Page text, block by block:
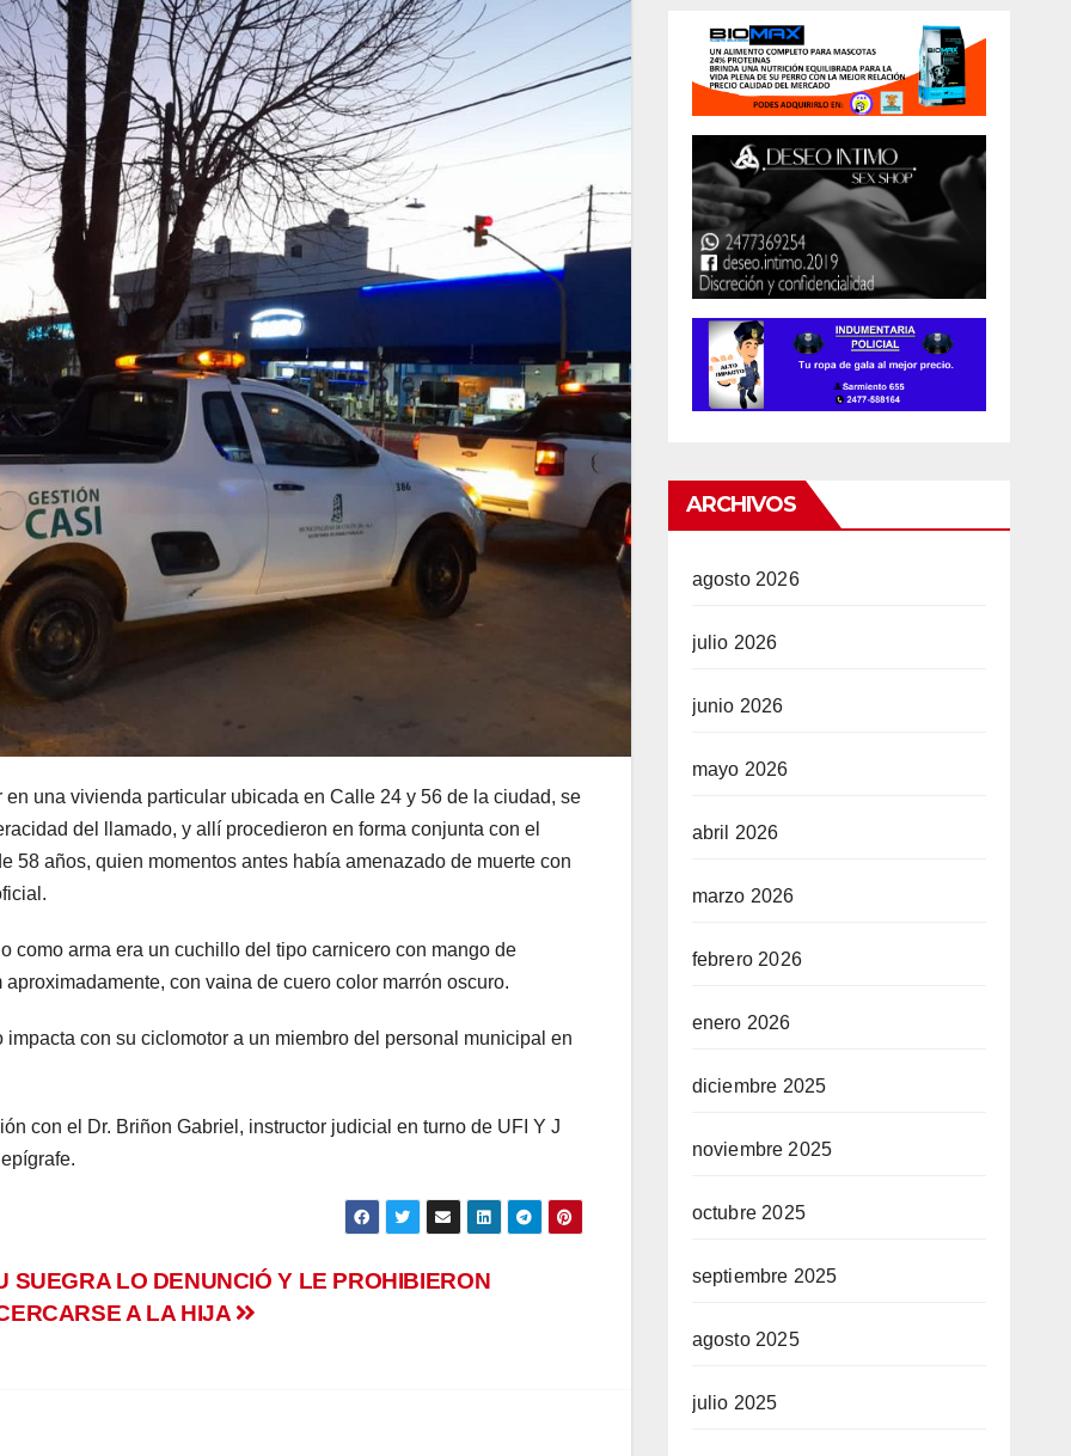
una vivienda particular ubicada en Calle 24 y 56 de la ciudad, se
del llamado, y allí procedieron en forma conjunta con el
58 años, quien momentos antes había amenazado de muerte con
como arma era un cuchillo del tipo carnicero con mango de
con vaina de cuero color marrón oscuro.
con su ciclomotor a un miembro del personal municipal en
con el Dr. Briñon Gabriel, instructor judicial en turno de UFI Y J
SUEGRA LO DENUNCIÓ Y LE PROHIBIERON
A LA HIJA
ARCHIVOS
agosto 2026
julio 2026
junio 2026
mayo 2026
abril 2026
marzo 2026
febrero 2026
enero 2026
diciembre 2025
noviembre 2025
octubre 2025
septiembre 2025
agosto 2025
julio 2025